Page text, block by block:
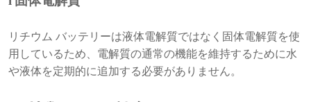
リチウム バッテリーは液体電解質ではなく固体電解質を使
用しているため、電解質の通常の機能を維持するために水
や液体を定期的に追加する必要がありません。